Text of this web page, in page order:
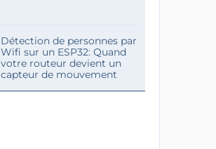
Détection de personnes par
Wifi sur un ESP32: Quand
votre routeur devient un
capteur de mouvement